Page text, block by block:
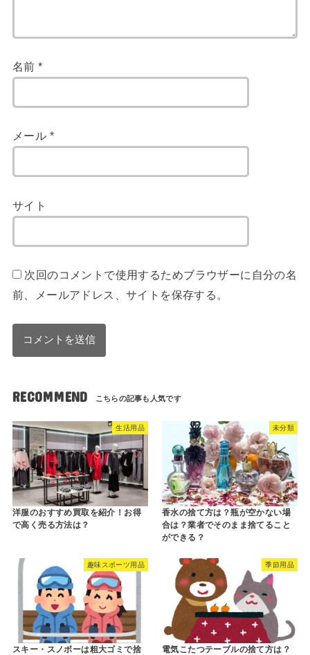
名前*
メール *
サイト
次回のコメントで使用するためブラウザーに自分の名
前、メールアドレス、サイトを保存する。
RECOMMEND
生活用品
洋服のおすすめ買取を紹介！お得
で高く売る方法は？
未分類
香水の捨て方は？瓶が空かない場
合は？業者でそのまま捨てること
ができる？
趣味スポーツ用品
スキー・スノボーは粗大ゴミで捨
季節用品
電気こたつテーブルの捨て方は？